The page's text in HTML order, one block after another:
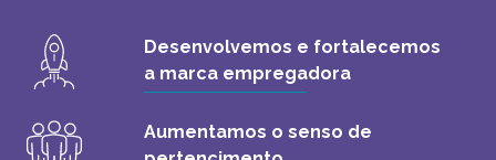
Desenvolvemos e fortalecemos
a marca empregadora
Aumentamos o senso de